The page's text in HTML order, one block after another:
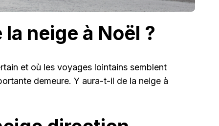
neige à Noël ?
et où les voyages lointains semblent
demeure. Y aura-t-il de la neige à